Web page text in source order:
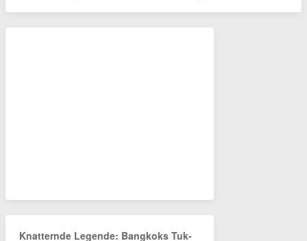
Knatternde Legende: Bangkoks Tuk-